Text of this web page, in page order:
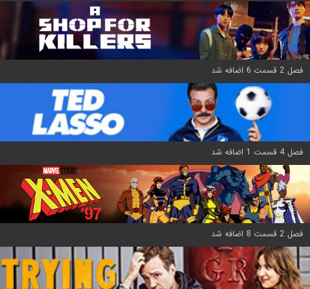
فصل 2 قسمت 6 اضافه شد
فصل 4 قسمت 1 اضافه شد
فصل 2 قسمت 8 اضافه شد